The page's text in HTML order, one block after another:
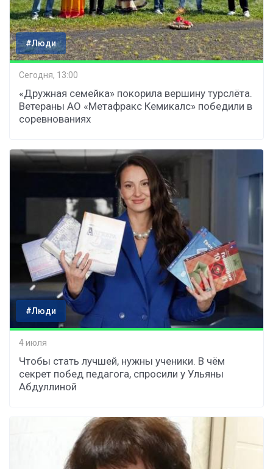
#Люди
Сегодня, 13:00
«Дружная семейка» покорила вершину турслёта.
Ветераны АО «Метафракс Кемикалс» победили в
соревнованиях
#Люди
4 июля
Чтобы стать лучшей, нужны ученики. В чём
секрет побед педагога, спросили у Ульяны
Абдуллиной